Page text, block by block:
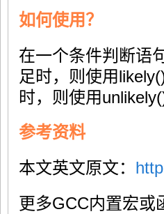
如何使用？
在一个条件判断语
足时，则使用
时，则使用
参考资料
本文英文原文：
更多GCC内置宏或